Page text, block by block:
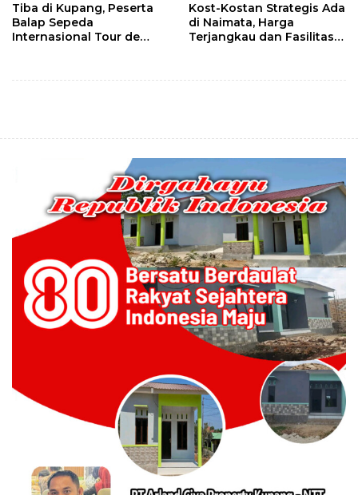
Tiba di Kupang, Peserta
Balap Sepeda
Internasional Tour de
Kost-Kostan Strategis Ada
di Naimata, Harga
Terjangkau dan Fasilitas